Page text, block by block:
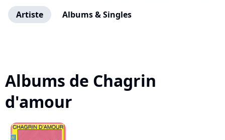
Artiste Albums & Singles
Albums de Chagrin
d'amour